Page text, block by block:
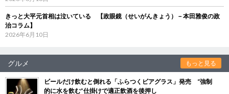
きっと大平元首相は泣いている 【政眼鏡（せいがんきょう）－本田雅俊の政
治コラム】
2026年6月10日
グルメ もっと見る
ビールだけ飲むと倒れる「ふらつくビアグラス」発売 “強制
的に水を飲む”仕掛けで適正飲酒を後押し